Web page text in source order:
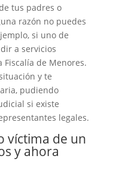
tus padres o
razón no puedes
si uno de
a servicios
Fiscalía de Menores.
y te
pudiendo
si existe
legales.
víctima de un
y ahora